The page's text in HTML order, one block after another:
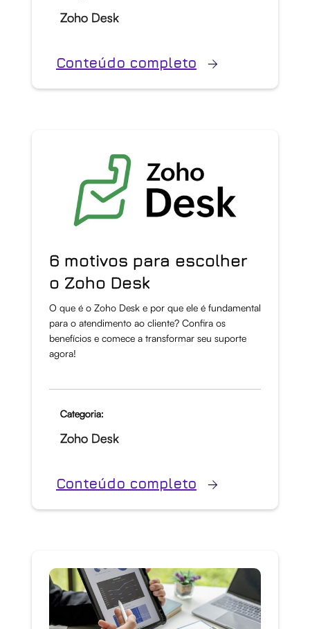
Zoho Desk
Conteúdo completo
6 motivos para escolher
o Zoho Desk
O que é o Zoho Desk e por que ele é fundamental
para o atendimento ao cliente? Confira os
benefícios e comece a transformar seu suporte
agora!
Categoria:
Zoho Desk
Conteúdo completo